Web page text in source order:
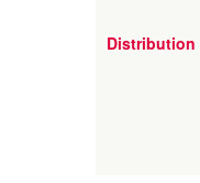
Distribution